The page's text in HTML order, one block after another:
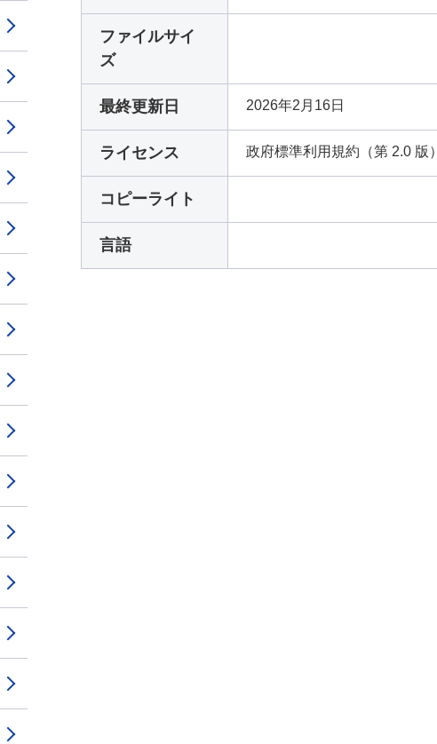
ファイルサイ
ズ
最終更新日 2026年2月16日
ライセンス 政府標準利用規約（第 2.0 版）
コピーライト
言語